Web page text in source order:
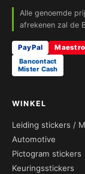
Alle genoemde
afrekenen zal de
PayPal Maestro
Bancontact
Mister Cash
WINKEL
Leiding stickers /
Automotive
Pictogram stickers
Keuringsstickers